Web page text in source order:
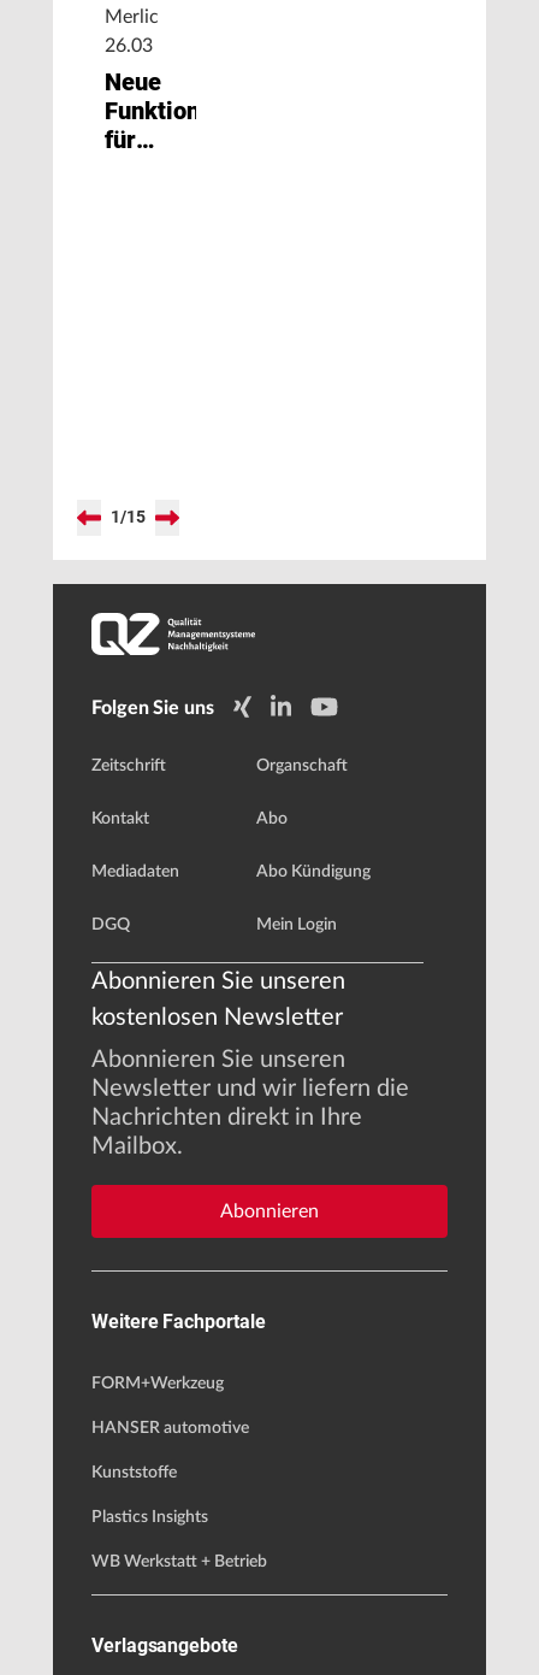
Merlic
26.03
Neue
Funktionen
für
1/15
Folgen Sie uns
Zeitschrift
Kontakt
Mediadaten
DGQ
Organschaft
Abo
Abo Kündigung
Mein Login
Abonnieren Sie unseren
kostenlosen Newsletter
Abonnieren Sie unseren
Newsletter und wir liefern die
Nachrichten direkt in Ihre
Mailbox.
Abonnieren
Weitere Fachportale
FORM+Werkzeug
HANSER automotive
Kunststoffe
Plastics Insights
WB Werkstatt + Betrieb
Verlagsangebote